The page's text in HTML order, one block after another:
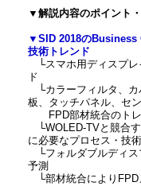
▼解説内容のポイント
▼SID 2018のBusiness
技術トレンド
└スマホ用ディスプレ
ド
└カラーフィルタ、カ
板、タッチパネル、セ
FPD部材統合のトレ
└WOLED-TVと競合す
に必要なプロセス・技術
└フォルダブルディス
予測
└部材統合によりFPD